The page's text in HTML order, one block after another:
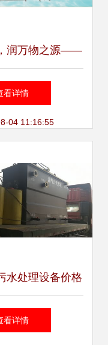
润万物之源——
备研发的创新之
路
看详情
04 11:16:55
水处理设备价格
设备研发前景
看详情